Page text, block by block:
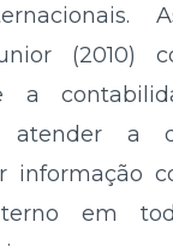
(2010)
a
atender a
informação
em